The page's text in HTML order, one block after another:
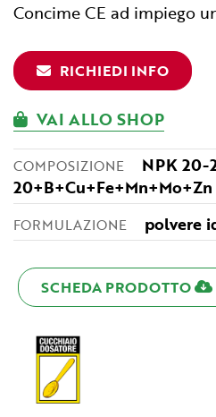
Concime CE ad impiego
RICHIEDI INFO
VAI ALLO SHOP
COMPOSIZIONE
NPK 20-
20+B+Cu+Fe+Mn+Mo+Zn
FORMULAZIONE polvere
SCHEDA PRODOTTO